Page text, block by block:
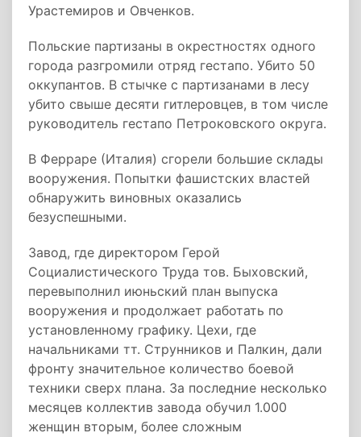
Урастемиров и Овченков.
Польские партизаны в окрестностях одного
города разгромили отряд гестапо. Убито 50
оккупантов. В стычке с партизанами в лесу
убито свыше десяти гитлеровцев, в том числе
руководитель гестапо Петроковского округа.
В Ферраре (Италия) сгорели большие склады
вооружения. Попытки фашистских властей
обнаружить виновных оказались
безуспешными.
Завод, где директором Герой
Социалистического Труда тов. Быховский,
перевыполнил июньский план выпуска
вооружения и продолжает работать по
установленному графику. Цехи, где
начальниками тт. Струнников и Палкин, дали
фронту значительное количество боевой
техники сверх плана. За последние несколько
месяцев коллектив завода обучил 1.000
женщин вторым, более сложным